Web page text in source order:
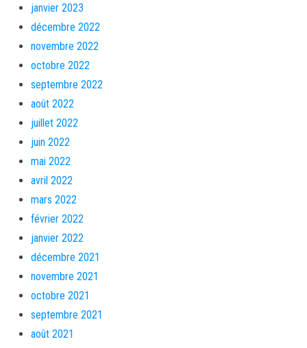
janvier 2023
décembre 2022
novembre 2022
octobre 2022
septembre 2022
août 2022
juillet 2022
juin 2022
mai 2022
avril 2022
mars 2022
février 2022
janvier 2022
décembre 2021
novembre 2021
octobre 2021
septembre 2021
août 2021